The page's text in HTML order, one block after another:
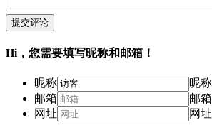
提交评论
Hi，您需要填写昵称和邮箱！
昵称
昵
邮箱
邮
网址
网址